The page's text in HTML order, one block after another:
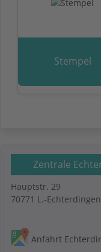
Stempel
Zentrale
Hauptstr. 29
70771 L.-Echterdingen
Anfahrt